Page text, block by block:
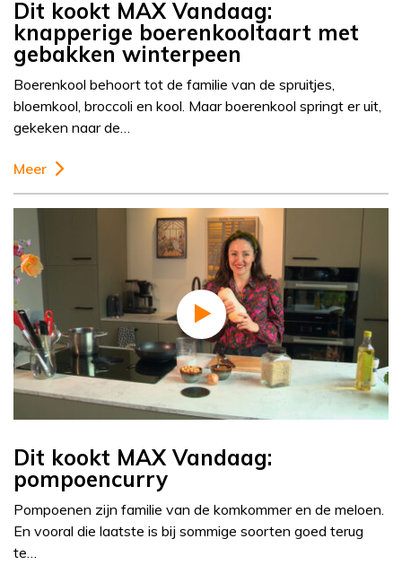
Dit kookt MAX Vandaag:
knapperige boerenkooltaart met
gebakken winterpeen
Boerenkool behoort tot de familie van de spruitjes,
bloemkool, broccoli en kool. Maar boerenkool springt er uit,
gekeken naar de…
Meer
Dit kookt MAX Vandaag:
pompoencurry
Pompoenen zijn familie van de komkommer en de meloen.
En vooral die laatste is bij sommige soorten goed terug
te…